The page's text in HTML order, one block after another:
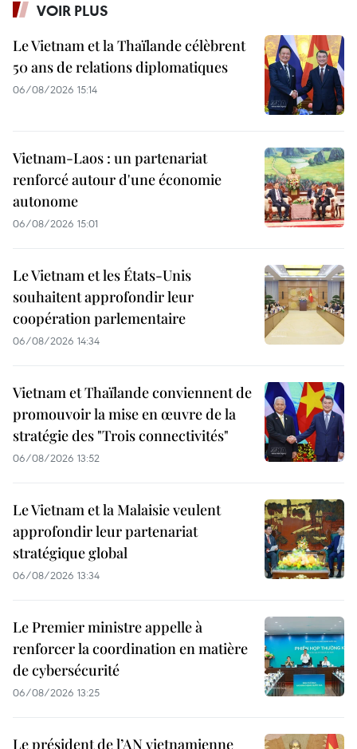
VOIR PLUS
Le Vietnam et la Thaïlande célèbrent
50 ans de relations diplomatiques
06/08/2026 15:14
Vietnam-Laos : un partenariat
renforcé autour d'une économie
autonome
06/08/2026 15:01
Le Vietnam et les États-Unis
souhaitent approfondir leur
coopération parlementaire
06/08/2026 14:34
Vietnam et Thaïlande conviennent de
promouvoir la mise en œuvre de la
stratégie des "Trois connectivités"
06/08/2026 13:52
Le Vietnam et la Malaisie veulent
approfondir leur partenariat
stratégique global
06/08/2026 13:34
Le Premier ministre appelle à
renforcer la coordination en matière
de cybersécurité
06/08/2026 13:25
Le président de l’AN vietnamienne